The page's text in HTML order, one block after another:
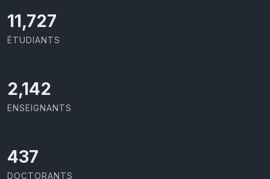
11,727
ÉTUDIANTS
2,142
ENSEIGNANTS
437
DOCTORANTS